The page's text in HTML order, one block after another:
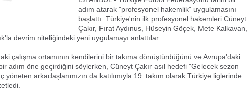
adım atarak "profesyonel hakemlik" uygulamasını
başlattı. Türkiye'nin ilk profesyonel hakemleri Cüneyt
Çakır, Fırat Aydınus, Hüseyin Göçek, Mete Kalkavan,
devrim niteliğindeki yeni uygulamayı anlattılar.
çalışma ortamının kendilerini bir takıma dönüştürdüğünü ve Avrupa'daki
adım öne geçirdiğini söylerken, Cüneyt Çakır asıl hedefi "Gelecek sezon
arkadaşlarımızın da katılımıyla 19. takım olarak Türkiye liglerinde